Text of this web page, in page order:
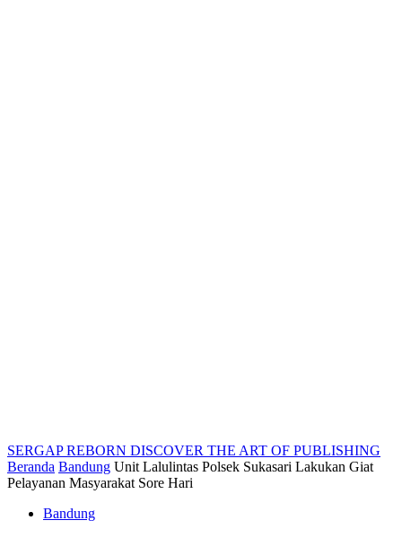
SERGAP REBORN DISCOVER THE ART OF PUBLISHING
Beranda Bandung Unit Lalulintas Polsek Sukasari Lakukan Giat
Pelayanan Masyarakat Sore Hari
Bandung